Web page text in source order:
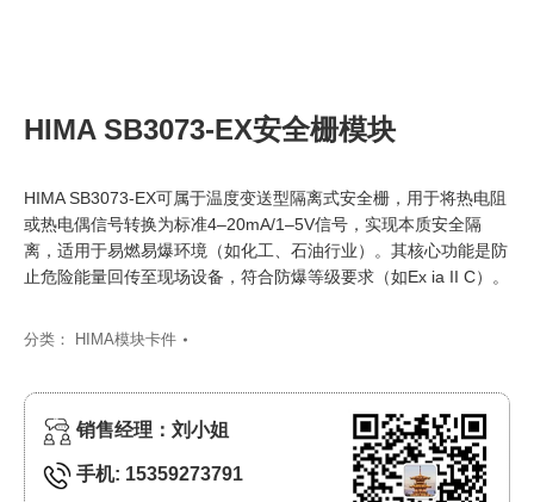
HIMA SB3073-EX安全栅模块
HIMA SB3073-EX可属于温度变送型隔离式安全栅，用于将热电阻
或热电偶信号转换为标准4–20mA/1–5V信号，实现本质安全隔
离，适用于易燃易爆环境（如化工、石油行业）。其核心功能是防
止危险能量回传至现场设备，符合防爆等级要求（如Ex ia II C）。
分类： HIMA模块卡件
销售经理：刘小姐
手机: 15359273791